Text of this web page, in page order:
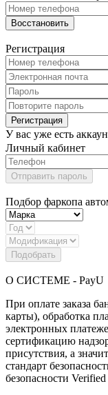
Восстановить
Регистрация
Регистрация
У вас уже есть
Личный кабинет
Отправить пароль
Подбор фаркопа
Подобрать
О СИСТЕМЕ - PayU
При оплате заказа
карты), обработка
электронных
сертификацию
присутствия, а
стандарт
безопасности